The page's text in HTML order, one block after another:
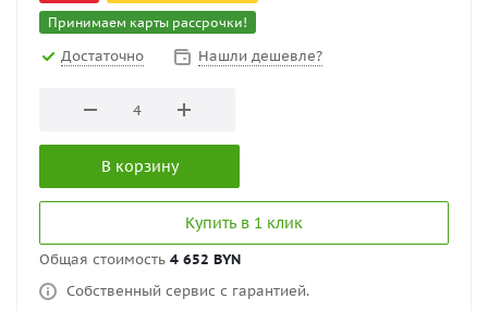
Принимаем карты рассрочки!
Достаточно Нашли дешевле?
В корзину
Купить в 1 клик
Общая стоимость 4 652 BYN
Собственный сервис с гарантией.